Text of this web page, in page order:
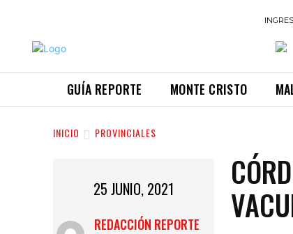
GUÍA REPORTE MONTE CRISTO
INICIO PROVINCIALES
25 JUNIO, 2021
REDACCIÓN REPORTE